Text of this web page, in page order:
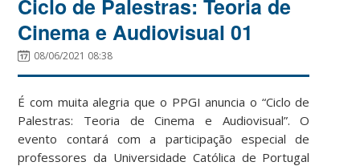
Ciclo de Palestras: Teoria de
Cinema e Audiovisual 01
08/06/2021 08:38
É com muita alegria que o PPGI anuncia o “Ciclo de
Palestras: Teoria de Cinema e Audiovisual”. O
evento contará com a participação especial de
professores da Universidade Católica de Portugal